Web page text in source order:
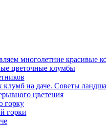
многолетние красивые
цветочные клумбы
на даче. Советы
цветения
горку
горки